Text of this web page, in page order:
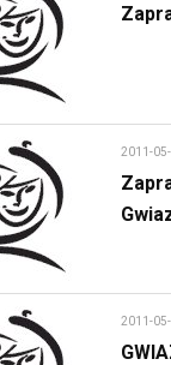
2011-
2011-